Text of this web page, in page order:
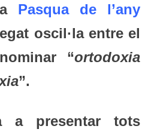
Pasqua de l’any
oscil·la entre el
“ortodoxia
”.
a presentar tots